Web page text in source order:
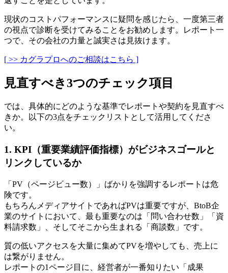
現状のコストパフォーマンスに疑問を感じたら、一度第三者
の視点で診断を受けてみることをお勧めします。レポート一
つで、その会社の力量と誠実さは見抜けます。
[ >> カグラプロへのご相談はこちら ]
見直すべき3つのチェック項目
では、具体的にどのような基準でレポートや契約を見直すべ
きか。以下の3点をチェックリストとして活用してくださ
い。
1. KPI（重要業績評価指標）がビジネスゴールと
リンクしているか
「PV（ページビュー数）」ばかりを強調するレポートは危
険です。
もちろんメディアサイトであればPVは重要ですが、BtoB企
業のサイトにおいて、最も重要なのは「問い合わせ数」「資
料請求数」、そしてそこから生まれる「商談数」です。
質の低いアクセスを大量に集めてPVを増やしても、売上に
は繋がりません。
レポートの1ページ目に、経営者が一番知りたい「成果